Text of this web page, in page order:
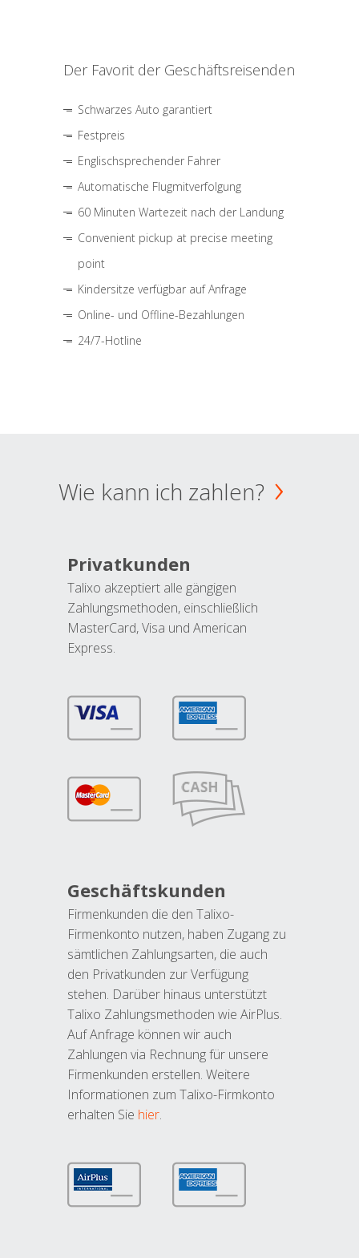
Der Favorit der Geschäftsreisenden
Schwarzes Auto garantiert
Festpreis
Englischsprechender Fahrer
Automatische Flugmitverfolgung
60 Minuten Wartezeit nach der Landung
Convenient pickup at precise meeting
point
Kindersitze verfügbar auf Anfrage
Online- und Offline-Bezahlungen
24/7-Hotline
Wie kann ich zahlen?
Privatkunden
Talixo akzeptiert alle gängigen
Zahlungsmethoden, einschließlich
MasterCard, Visa und American
Express.
Geschäftskunden
Firmenkunden die den Talixo-
Firmenkonto nutzen, haben Zugang zu
sämtlichen Zahlungsarten, die auch
den Privatkunden zur Verfügung
stehen. Darüber hinaus unterstützt
Talixo Zahlungsmethoden wie AirPlus.
Auf Anfrage können wir auch
Zahlungen via Rechnung für unsere
Firmenkunden erstellen. Weitere
Informationen zum Talixo-Firmkonto
erhalten Sie hier.